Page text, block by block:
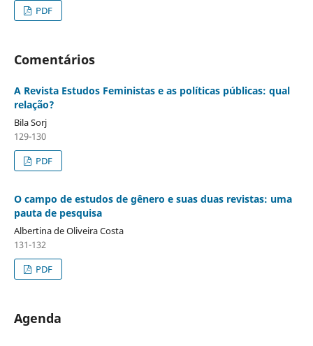
PDF
Comentários
A Revista Estudos Feministas e as políticas públicas: qual
relação?
Bila Sorj
129-130
PDF
O campo de estudos de gênero e suas duas revistas: uma
pauta de pesquisa
Albertina de Oliveira Costa
131-132
PDF
Agenda